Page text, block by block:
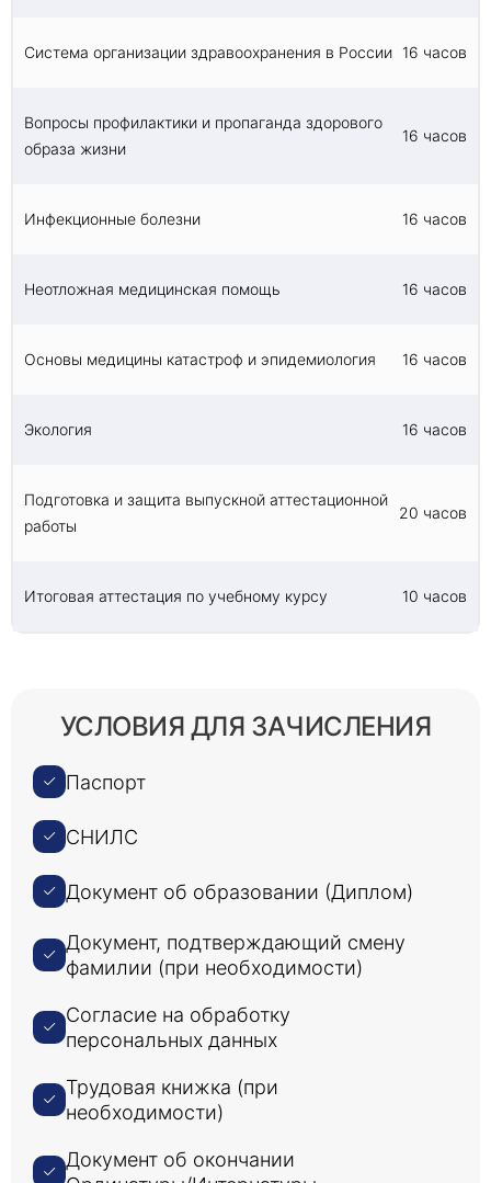
Система организации здравоохранения в России 16 часов
Вопросы профилактики и пропаганда здорового
образа жизни
16 часов
Инфекционные болезни 16 часов
Неотложная медицинская помощь 16 часов
Основы медицины катастроф и эпидемиология 16 часов
Экология 16 часов
Подготовка и защита выпускной аттестационной
работы
20 часов
Итоговая аттестация по учебному курсу 10 часов
УСЛОВИЯ ДЛЯ ЗАЧИСЛЕНИЯ
Паспорт
СНИЛС
Документ об образовании (Диплом)
Документ, подтверждающий смену
фамилии (при необходимости)
Согласие на обработку
персональных данных
Трудовая книжка (при
необходимости)
Документ об окончании